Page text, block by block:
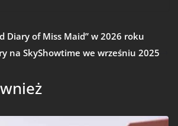
Diary of Miss Maid” w 2026 roku
na SkyShowtime we wrześniu 2025